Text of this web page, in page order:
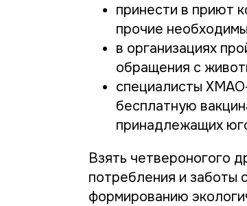
принести в приют
прочие
в организациях
обращения с
специалисты
бесплатную
принадлежащих
Взять четвероногого
потребления и заботы
формированию